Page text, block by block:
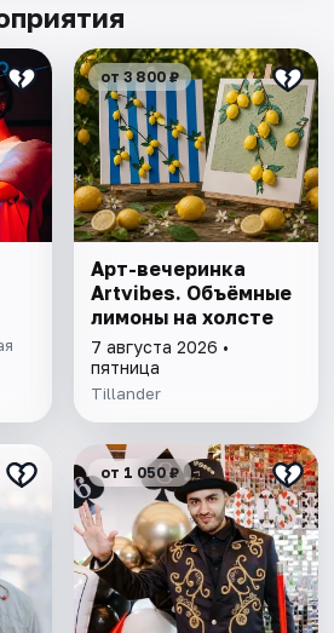
от 3 800 ₽
Арт-вечеринка
Artvibes. Объёмные
лимоны на холсте
7 августа 2026 •
пятница
Tillander
от 1 050 ₽